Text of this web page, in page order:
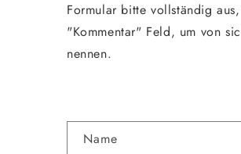
Formular bitte vollständig
"Kommentar" Feld, um von
nennen.
Name